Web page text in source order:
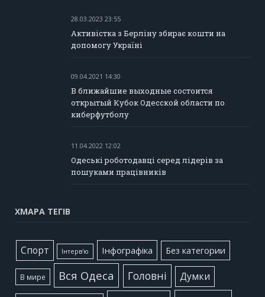
28.03.2023 23:55
Активістка з Берліну збирає кошти на
допомогу Україні
09.04.2021 14:30
В ближайшие выходные состоится
открытый Кубок Одесской области по
киберфутболу
11.04.2022 12:02
Одеські роботодавці серед лідерів за
пошуками працівників
ХМАРА ТЕГІВ
Cпорт Інтерв'ю Інфографіка Без категории
В мире Вся Одеса Головні Думки